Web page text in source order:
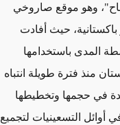
وهو موقع صاروخي
حيث أفادت
المدى باستخدامها
منذ فترة طويلة انتباه
في حجمها وتخطيطها
أوائل التسعينيات لتجميع